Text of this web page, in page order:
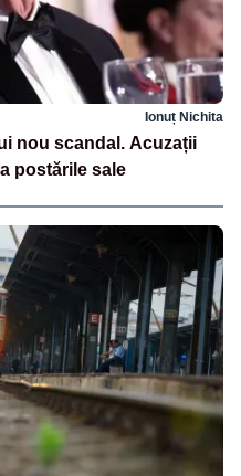
Ionuț Nichita
nou scandal. Acuzații
postările sale